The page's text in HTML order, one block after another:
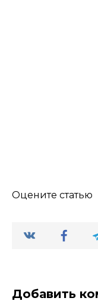
Оцените статью
Добавить